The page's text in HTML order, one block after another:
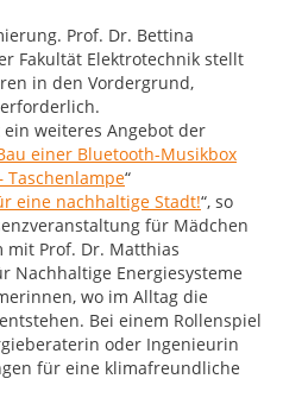
Prof. Dr. Bettina
Fakultät Elektrotechnik stellt
in den Vordergrund,
weiteres Angebot der
einer Bluetooth-Musikbox
Taschenlampe“
eine nachhaltige Stadt!“, so
für Mädchen
mit Prof. Dr. Matthias
Nachhaltige Energiesysteme
wo im Alltag die
Bei einem Rollenspiel
oder Ingenieurin
für eine klimafreundliche